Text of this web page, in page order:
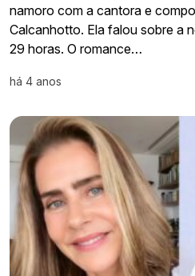
namoro com a cantora e
Calcanhotto. Ela falou sobre a
29 horas. O romance…
há 4 anos